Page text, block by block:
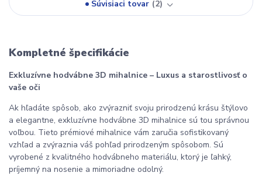
Súvisiaci tovar 2
Kompletné špecifikácie
Exkluzívne hodvábne 3D mihalnice – Luxus a starostlivosť o
vaše oči
Ak hľadáte spôsob, ako zvýrazniť svoju prirodzenú krásu štýlovo
a elegantne, exkluzívne hodvábne 3D mihalnice sú tou správnou
voľbou. Tieto prémiové mihalnice vám zaručia sofistikovaný
vzhľad a zvýraznia váš pohľad prirodzeným spôsobom. Sú
vyrobené z kvalitného hodvábneho materiálu, ktorý je ľahký,
príjemný na nosenie a mimoriadne odolný.